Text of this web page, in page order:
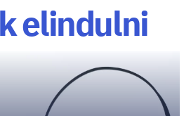
elindulni